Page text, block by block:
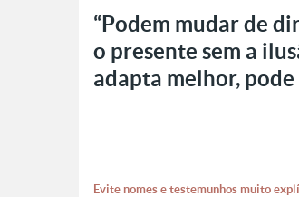
“Podem mudar de
o presente sem a
adapta melhor, pode
Evite nomes e testemunhos muito